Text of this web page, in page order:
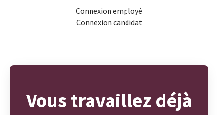
Connexion employé
Connexion candidat
Vous travaillez déjà